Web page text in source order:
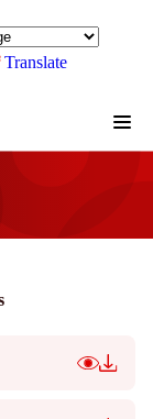
Translate